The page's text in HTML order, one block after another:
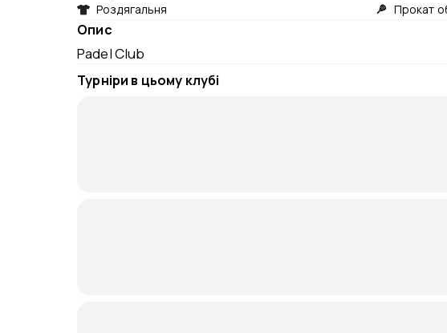
Роздягальня
Прокат
Опис
Padel Club
Турніри в цьому клубі